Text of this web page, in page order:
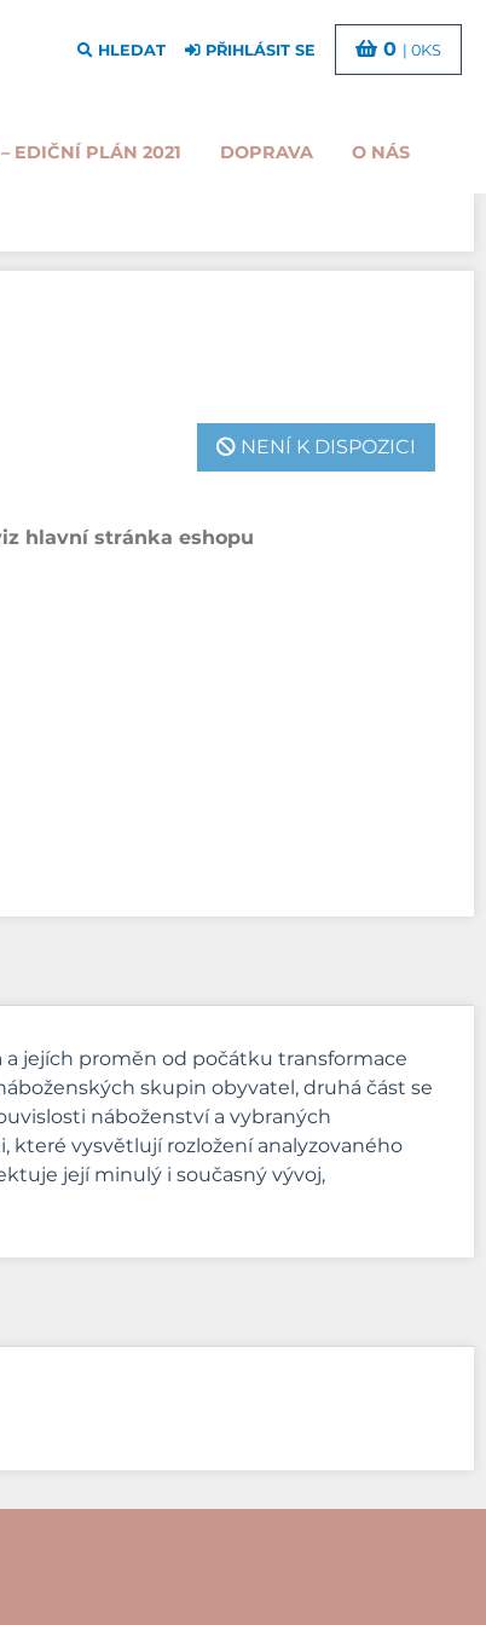
EDIČNÍ PLÁN 2021 DOPRAVA O NÁS
HLEDAT PŘIHLÁSIT SE 0 | 0KS
NENÍ K DISPOZICI
hlavní stránka eshopu
jejích proměn od počátku transformace
skupin obyvatel, druhá část se
náboženství a vybraných
které vysvětlují rozložení analyzovaného
její minulý i současný vývoj,